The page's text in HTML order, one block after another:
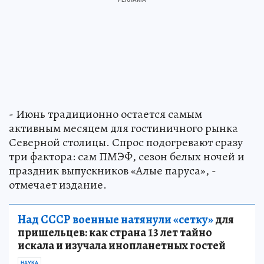
- Июнь традиционно остается самым
активным месяцем для гостиничного рынка
Северной столицы. Спрос подогревают сразу
три фактора: сам ПМЭФ, сезон белых ночей и
праздник выпускников «Алые паруса», -
отмечает издание.
Над СССР военные натянули «сетку»для
пришельцев: как страна 13 лет тайно
искала и изучала инопланетных гостей